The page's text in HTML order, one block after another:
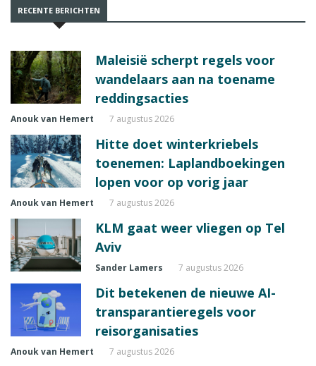
RECENTE BERICHTEN
Maleisië scherpt regels voor
wandelaars aan na toename
reddingsacties
Anouk van Hemert 7 augustus 2026
Hitte doet winterkriebels
toenemen: Laplandboekingen
lopen voor op vorig jaar
Anouk van Hemert 7 augustus 2026
KLM gaat weer vliegen op Tel
Aviv
Sander Lamers 7 augustus 2026
Dit betekenen de nieuwe AI-
transparantieregels voor
reisorganisaties
Anouk van Hemert 7 augustus 2026